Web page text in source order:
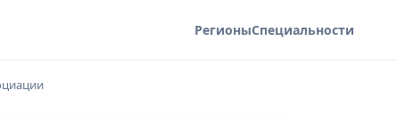
РегионыСпециальности